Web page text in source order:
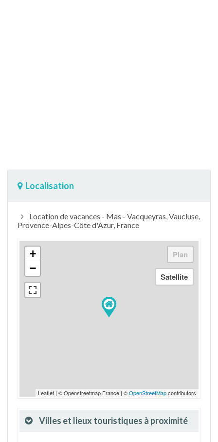
Localisation
Location de vacances - Mas - Vacqueyras, Vaucluse,
Provence-Alpes-Côte d'Azur, France
+
−
Leaflet | © Openstreetmap France | ©OpenStreetMapcontributors
Villes et lieux touristiques à proximité